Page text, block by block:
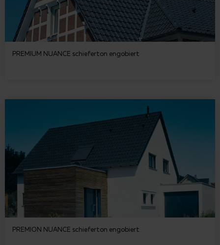
PREMIUM NUANCE schieferton engobiert
PREMION NUANCE schieferton engobiert